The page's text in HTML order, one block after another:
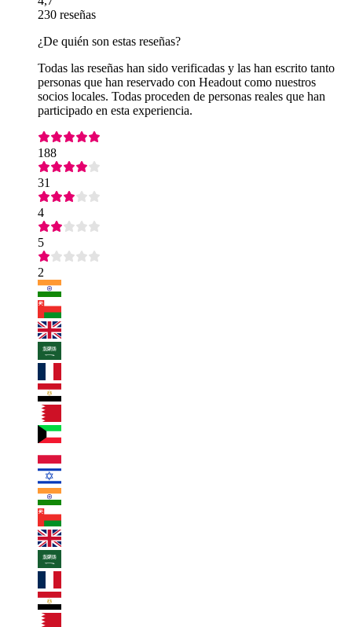
230 reseñas
¿De quién son estas reseñas?
Todas las reseñas han sido verificadas y las han escrito tanto
personas que han reservado con Headout como nuestros
socios locales. Todas proceden de personas reales que han
participado en esta experiencia.
188
31
4
5
2